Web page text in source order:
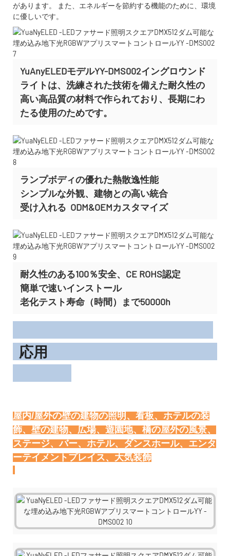
があります。 また、エネルギーを節約する機能のために、環境
に優しいです。
YuAnyELEDモデルYY-DMS002イングロウンド
ライトは、洗練された技術を備えた耐久性の
高い高品質の材料で作られており、長期にわ
たる使用のためです。
ランプボディの優れた熱散逸性能
シンプルな外観、建物との高い統合
受け入れる ODM&OEMカスタマイズ
耐久性のある100％安全、CE ROHS認定
簡単で速いインストール
老化テスト寿命（時間）まで50000h
応用
屋内/屋外の壁の建物の照明、看板、ホテルの装
飾、壁の建物、広場、遊園地、橋の屋外の風景、
ステージ、バー、ホテル、ダンスホール、エンタ